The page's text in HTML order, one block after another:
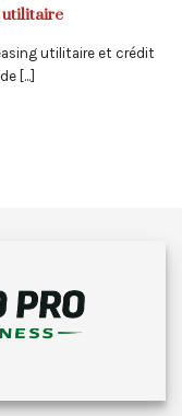
utilitaire
utilitaire et crédit
[...]